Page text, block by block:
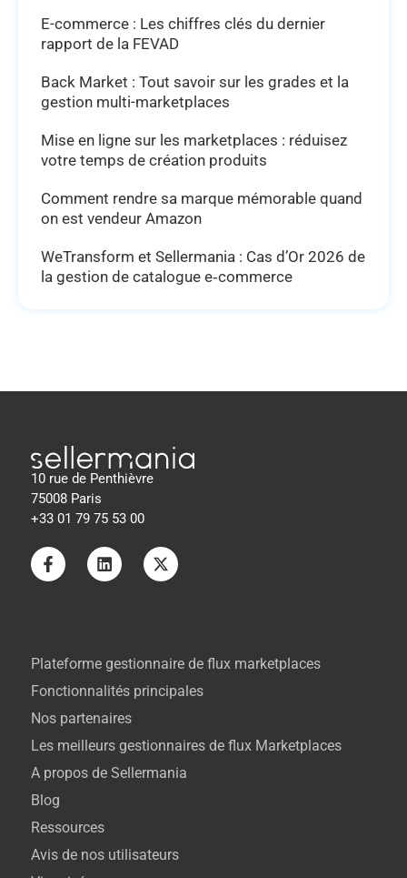
E-commerce : Les chiffres clés du dernier
rapport de la FEVAD
Back Market : Tout savoir sur les grades et la
gestion multi-marketplaces
Mise en ligne sur les marketplaces : réduisez
votre temps de création produits
Comment rendre sa marque mémorable quand
on est vendeur Amazon
WeTransform et Sellermania : Cas d’Or 2026 de
la gestion de catalogue e‑commerce
10 rue de Penthièvre
75008 Paris
+33 01 79 75 53 00
A propos de Sellermania
Blog
Ressources
Avis de nos utilisateurs
Plateforme gestionnaire de flux marketplaces
Fonctionnalités principales
Nos partenaires
Les meilleurs gestionnaires de flux Marketplaces